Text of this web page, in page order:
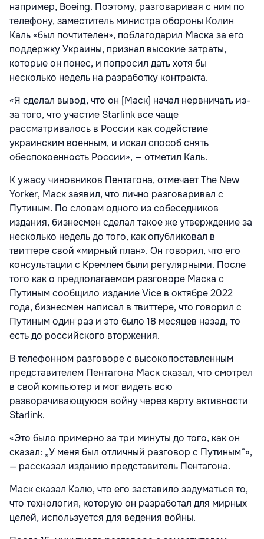
например, Boeing. Поэтому, разговаривая с ним по
телефону, заместитель министра обороны Колин
Каль «был почтителен», поблагодарил Маска за его
поддержку Украины, признал высокиезатраты,
которые он понес, и попросил дать хотя бы
несколько недель на разработку контракта.
«Я сделал вывод, что он [Маск] начал нервничать из-
за того, что участие Starlink все чаще
рассматривалось в России как содействие
украинским военным, и искал способ снять
обеспокоенность России», — отметил Каль.
К ужасу чиновников Пентагона, отмечает The New
Yorker, Маск заявил, что лично разговаривал с
Путиным. По словам одного из собеседников
издания, бизнесмен сделал такое же утверждение за
несколько недель до того, как опубликовал в
твиттере свой «мирный план». Он говорил, что его
консультации с Кремлем были регулярными. После
того как о предполагаемом разговоре Маска с
Путиным сообщило издание Vice в октябре 2022
года, бизнесмен написал в твиттере, что говорил с
Путиным один раз и это было 18 месяцев назад, то
есть до российского вторжения.
В телефонном разговоре с высокопоставленным
представителем Пентагона Маск сказал, что смотрел
в свой компьютер и мог видеть всю
разворачивающуюся войну через карту активности
Starlink.
«Это было примерно за три минуты до того, как он
сказал: „У меня был отличный разговор с Путиным“»,
— рассказал изданию представитель Пентагона.
Маск сказал Калю, что его заставило задуматься то,
что технология, которую он разработал для мирных
целей, используется для ведения войны.